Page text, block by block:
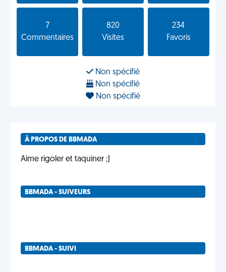
7
Commentaires
820
Visites
234
Favoris
Non spécifié
Non spécifié
Non spécifié
À PROPOS DE BBMADA
Aime rigoler et taquiner ;)
BBMADA - SUIVEURS
BBMADA - SUIVI